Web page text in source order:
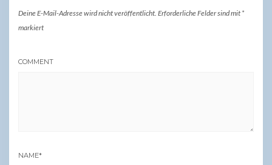
Deine E-Mail-Adresse wird nicht veröffentlicht. Erforderliche Felder sind mit *
markiert
COMMENT
NAME*